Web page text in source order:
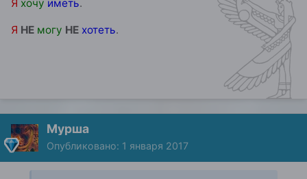
Я хочу иметь.
Я НЕ могу НЕ хотеть.
Мурша
Опубликовано: 1 января 2017